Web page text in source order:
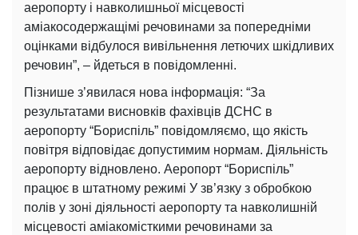
аеропорту і навколишньої місцевості
аміакосодержащімі речовинами за попередніми
оцінками відбулося вивільнення летючих шкідливих
речовин”, – йдеться в повідомленні.
Пізнише з’явилася нова інформація: “За
результатами висновків фахівців ДСНС в
аеропорту “Бориспіль” повідомляємо, що якість
повітря відповідає допустимим нормам. Діяльність
аеропорту відновлено. Аеропорт “Бориспіль”
працює в штатному режимі У зв’язку з обробкою
полів у зоні діяльності аеропорту та навколишній
місцевості аміакомісткими речовинами за